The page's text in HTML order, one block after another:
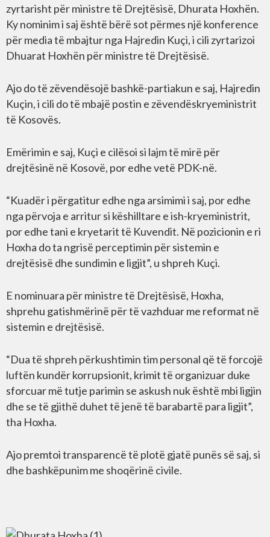
zyrtarisht për ministre të Drejtësisë, Dhurata Hoxhën.
Ky nominim i saj është bërë sot përmes një konference
për media të mbajtur nga Hajredin Kuçi, i cili zyrtarizoi
Dhuarat Hoxhën për ministre të Drejtësisë.
Ajo do të zëvendësojë bashkë-partiakun e saj, Hajredin
Kuçin, i cili do të mbajë postin e zëvendëskryeministrit
të Kosovës.
Emërimin e saj, Kuçi e cilësoi si lajm të mirë për
drejtësinë në Kosovë, por edhe vetë PDK-në.
“Kuadër i përgatitur edhe nga arsimimi i saj, por edhe
nga përvoja e arritur si këshilltare e ish-kryeministrit,
por edhe tani e kryetarit të Kuvendit. Në pozicionin e ri
Hoxha do ta ngrisë perceptimin për sistemin e
drejtësisë dhe sundimin e ligjit”, u shpreh Kuçi.
E nominuara për ministre të Drejtësisë, Hoxha,
shprehu gatishmërinë për të vazhduar me reformat në
sistemin e drejtësisë.
“Dua të shpreh përkushtimin tim personal që të forcojë
luftën kundër korrupsionit, krimit të organizuar duke
sforcuar më tutje parimin se askush nuk është mbi ligjin
dhe se të gjithë duhet të jenë të barabartë para ligjit”,
tha Hoxha.
Ajo premtoi transparencë të plotë gjatë punës së saj, si
dhe bashkëpunim me shoqërinë civile.